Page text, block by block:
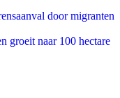
door migranten
groeit naar 100 hectare